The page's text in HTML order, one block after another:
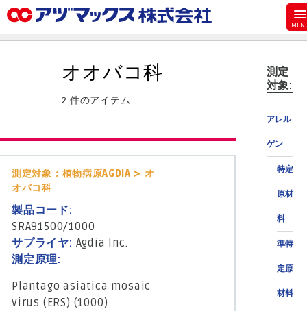
お気に入り
お買い物カゴ
主要取扱ブランド
製品検索
見積発行
測定
対象:
アレル
ゲン
特定
原材
料
準特
定原
材料
オオバコ科
2 件のアイテム
測定対象：植物病原AGDIA > オ
オバコ科
製品コード:
SRA91500/1000
サプライヤ: Agdia Inc.
測定原理:
Plantago asiatica mosaic
virus (ERS) (1000)